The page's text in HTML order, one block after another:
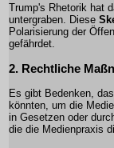
Trump's Rhetorik hat
untergraben. Diese
Polarisierung der
gefährdet.
2. Rechtliche
Es gibt Bedenken,
könnten, um die
in Gesetzen oder
die die Medienpraxis